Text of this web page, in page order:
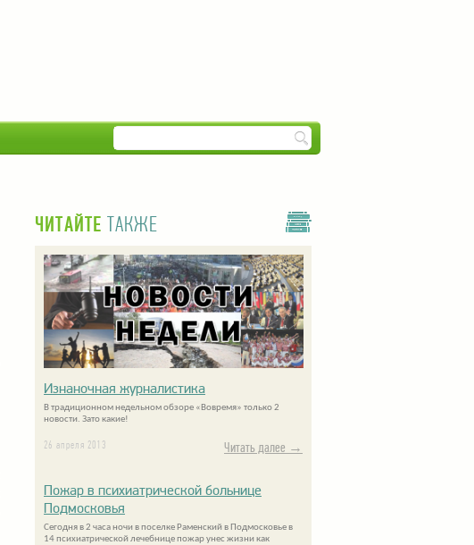
ЧИТАЙТЕ ТАКЖЕ
Изнаночная журналистика
В традиционном недельном обзоре «Вовремя» только 2
новости. Зато какие!
26 апреля 2013 Читать далее →
Пожар в психиатрической больнице
Подмосковья
Сегодня в 2 часа ночи в поселке Раменский в Подмосковье в
14 психиатрической лечебнице пожар унес жизни как